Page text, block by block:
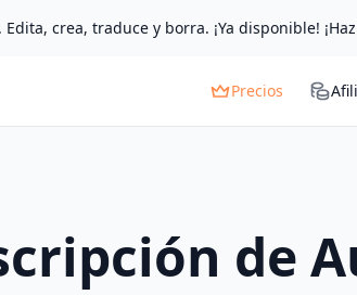
crea, traduce y borra. ¡Ya disponible!
Precios
de